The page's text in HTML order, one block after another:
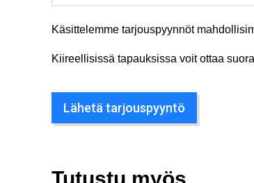
Käsittelemme tarjouspyynnöt
Kiireellisissä tapauksissa voit ottaa
Lähetä tarjouspyyntö